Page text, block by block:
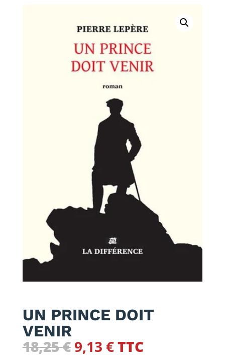
UN PRINCE DOIT
VENIR
18,25€ Le
9,13 €Le
TTC